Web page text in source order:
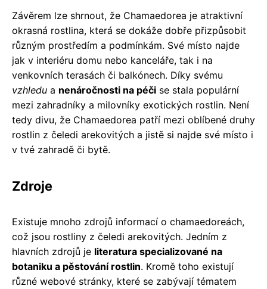
Závěrem lze shrnout, že Chamaedorea je atraktivní
okrasná rostlina, která se dokáže dobře přizpůsobit
různým prostředím a podmínkám. Své místo najde
jak v interiéru domu nebo kanceláře, tak i na
venkovních terasách či balkónech. Díky svému
vzhledu a nenáročnosti na péči se stala populární
mezi zahradníky a milovníky exotických rostlin. Není
tedy divu, že Chamaedorea patří mezi oblíbené druhy
rostlin z čeledi arekovitých a jistě si najde své místo i
v tvé zahradě či bytě.
Zdroje
Existuje mnoho zdrojů informací o chamaedoreách,
což jsou rostliny z čeledi arekovitých. Jedním z
hlavních zdrojů je literatura specializované na
botaniku a pěstování rostlin. Kromě toho existují
různé webové stránky, které se zabývají tématem